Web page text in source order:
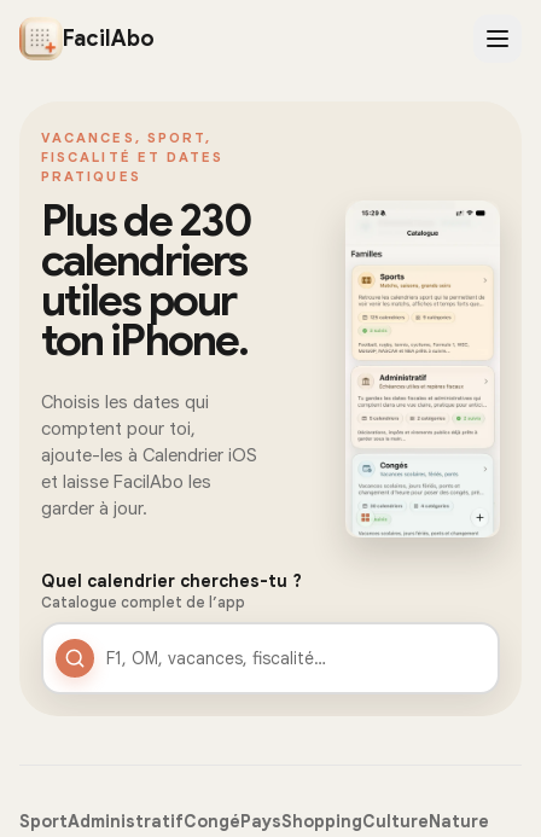
FacilAbo
VACANCES, SPORT,
FISCALITÉ ET DATES
PRATIQUES
Plus de 230
calendriers
utiles pour
ton iPhone.
Choisis les dates qui
comptent pour toi,
ajoute-les à Calendrier iOS
et laisse FacilAbo les
garder à jour.
Quel calendrier cherches-tu ?
Catalogue complet de l’app
SportAdministratifCongéPaysShoppingCultureNature